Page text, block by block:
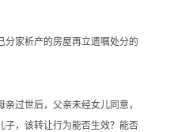
分家析产的房屋再立遗嘱处分的
过世后，父亲未经女儿同意，
子，该转让行为能否生效？能否